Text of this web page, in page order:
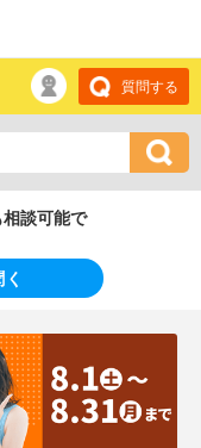
質問する
談可能で